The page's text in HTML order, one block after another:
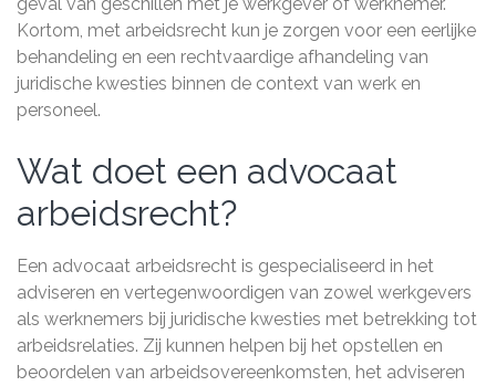
Kortom, met arbeidsrecht kun je zorgen voor een eerlijke
behandeling en een rechtvaardige afhandeling van
juridische kwesties binnen de context van werk en
personeel.
Wat doet een advocaat
arbeidsrecht?
Een advocaat arbeidsrecht is gespecialiseerd in het
adviseren en vertegenwoordigen van zowel werkgevers
als werknemers bij juridische kwesties met betrekking tot
arbeidsrelaties. Zij kunnen helpen bij het opstellen en
beoordelen van arbeidsovereenkomsten, het adviseren